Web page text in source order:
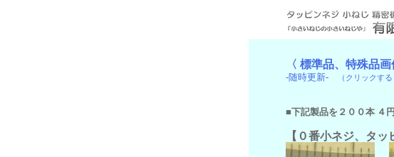
〈 標準品、特殊品画
‐随時更新‐
（クリックす
■下記製品を２００本 ４
【０番小ネジ、タッ